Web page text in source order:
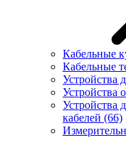
Кабельные
Кабельные
Устройства
Устройства
Устройства
кабелей (66)